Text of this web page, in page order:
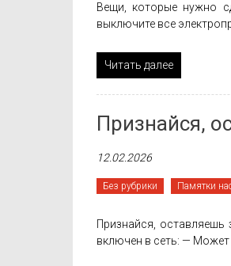
Вещи, которые нужно
выключите все
Читать далее
Признайся,
12.02.2026
Без рубрики Памятки
Признайся,
включен в сеть: —